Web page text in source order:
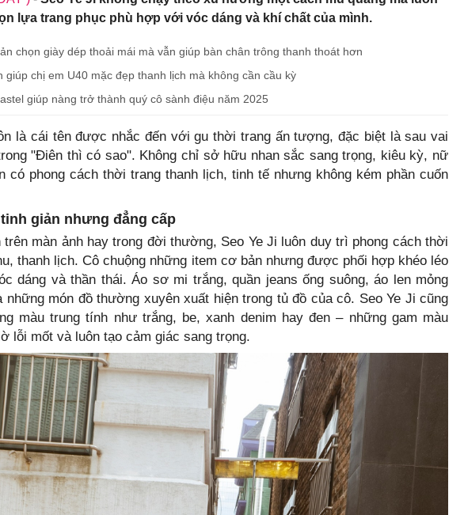
lựa trang phục phù hợp với vóc dáng và khí chất của mình.
chọn giày dép thoải mái mà vẫn giúp bàn chân trông thanh thoát hơn
giúp chị em U40 mặc đẹp thanh lịch mà không cần cầu kỳ
giúp nàng trở thành quý cô sành điệu năm 2025
là cái tên được nhắc đến với gu thời trang ấn tượng, đặc biệt là sau vai
"Điên thì có sao". Không chỉ sở hữu nhan sắc sang trọng, kiêu kỳ, nữ
có phong cách thời trang thanh lịch, tinh tế nhưng không kém phần cuốn
giản nhưng đẳng cấp
trên màn ảnh hay trong đời thường, Seo Ye Ji luôn duy trì phong cách thời
thanh lịch. Cô chuộng những item cơ bản nhưng được phối hợp khéo léo
dáng và thần thái. Áo sơ mi trắng, quần jeans ống suông, áo len mỏng
những món đồ thường xuyên xuất hiện trong tủ đồ của cô. Seo Ye Ji cũng
màu trung tính như trắng, be, xanh denim hay đen – những gam màu
lỗi mốt và luôn tạo cảm giác sang trọng.